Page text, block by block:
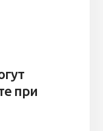
при